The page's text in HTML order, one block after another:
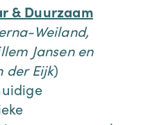
& Duurzaam
Weiland,
Jansen en
der Eijk)